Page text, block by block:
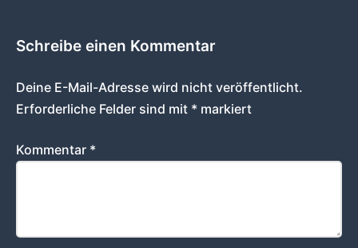
Schreibe einen Kommentar
Deine E-Mail-Adresse wird nicht veröffentlicht.
Erforderliche Felder sind mit * markiert
Kommentar *